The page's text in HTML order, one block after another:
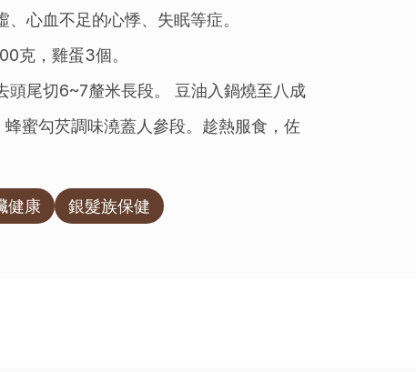
心血不足的心悸、失眠等症。
克，雞蛋3個。
頭尾切6~7釐米長段。 豆油入鍋燒至八成
蜜勾芡調味澆蓋人參段。趁熱服食，佐
健康 銀髮族保健